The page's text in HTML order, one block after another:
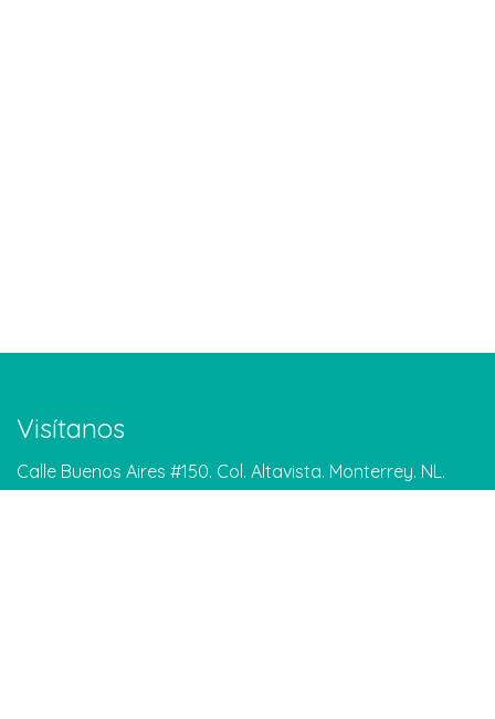
Visítanos
Calle Buenos Aires #150. Col. Altavista. Monterrey. NL.